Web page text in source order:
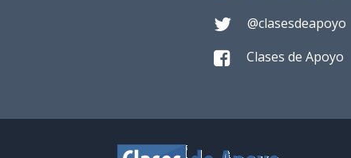
@clasesdeapoyo
Clases de Apoyo